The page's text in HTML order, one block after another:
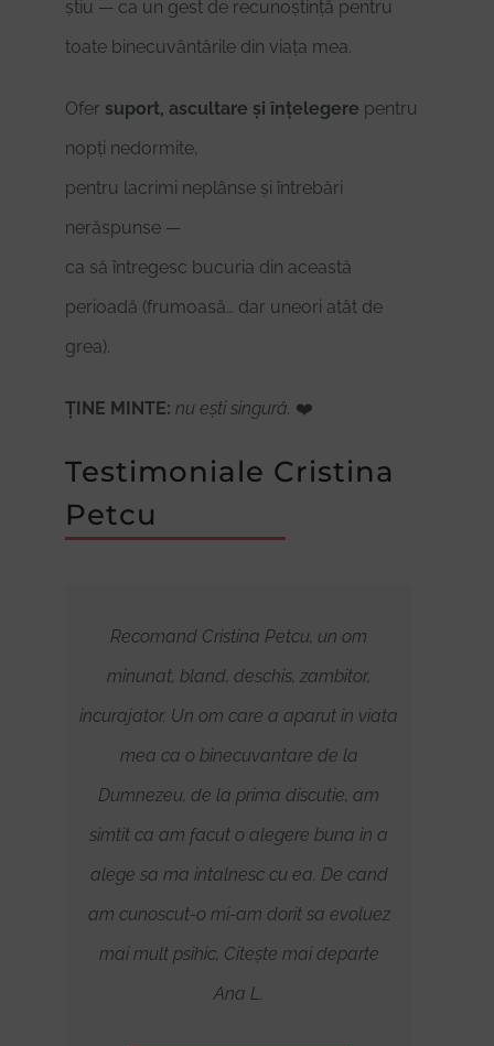
știu — ca un gest de recunoștință pentru
toate binecuvântările din viața mea.
Ofer suport, ascultare și înțelegere pentru
nopți nedormite,
pentru lacrimi neplânse și întrebări
nerăspunse —
ca să întregesc bucuria din această
perioadă (frumoasă… dar uneori atât de
grea).
ȚINE MINTE: nu ești singură. ❤️
Testimoniale Cristina
Petcu
Recomand Cristina Petcu, un om
minunat, bland, deschis, zambitor,
incurajator. Un om care a aparut in viata
mea ca o binecuvantare de la
Dumnezeu, de la prima discutie, am
simtit ca am facut o alegere buna in a
alege sa ma intalnesc cu ea. De cand
am cunoscut-o mi-am dorit sa evoluez
mai mult psihic, Citește mai departe
Ana L.